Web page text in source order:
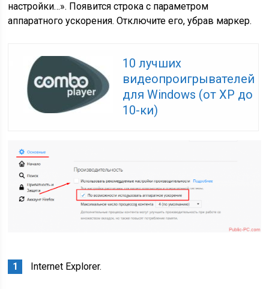
настройки…». Появится строка с параметром
аппаратного ускорения. Отключите его, убрав маркер.
10 лучших
видеопроигрывателей
для Windows (от XP до
10-ки)
Internet Explorer.